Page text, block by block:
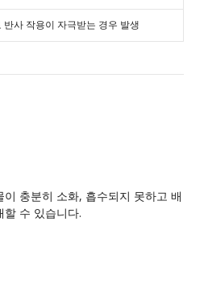
반사 작용이 자극받는 경우 발생
충분히 소화, 흡수되지 못하고 배
할 수 있습니다.